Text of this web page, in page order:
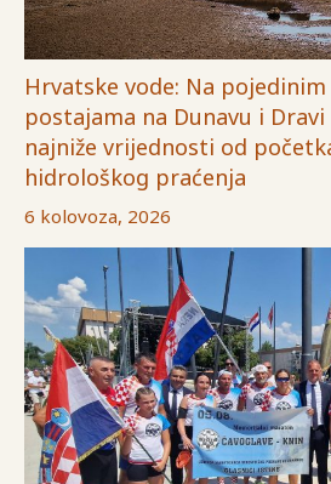
Hrvatske vode: Na
postajama na Dunavu i Dravi
najniže vrijednosti od
hidrološkog praćenja
6 kolovoza, 2026